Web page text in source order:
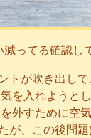
ってる確認
トが吹き出し
を入れようと
外すために空
が、この後問